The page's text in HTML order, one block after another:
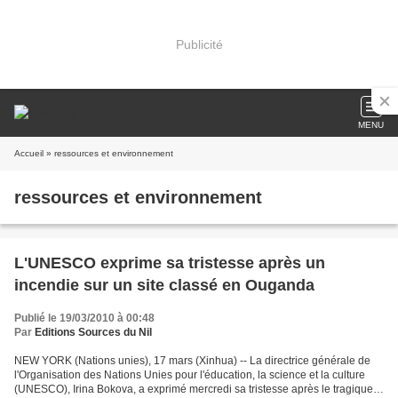
Publicité
MENU
Accueil » ressources et environnement
ressources et environnement
L'UNESCO exprime sa tristesse après un
incendie sur un site classé en Ouganda
Publié le 19/03/2010 à 00:48
Par Editions Sources du Nil
NEW YORK (Nations unies), 17 mars (Xinhua) -- La directrice générale de
l'Organisation des Nations Unies pour l'éducation, la science et la culture
(UNESCO), Irina Bokova, a exprimé mercredi sa tristesse après le tragique